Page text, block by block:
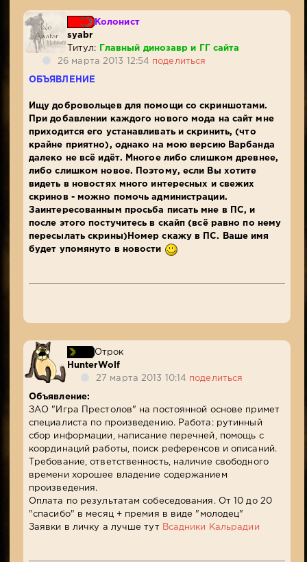
Колонист
syabr
Титул:
Главный динозавр и ГГ сайта
26 марта 2013 12:54 поделиться
ОБЪЯВЛЕНИЕ
Ищу добровольцев для помощи со скриншотами.
При добавлении каждого нового мода на сайт мне
приходится его устанавливать и скринить, (что
крайне приятно), однако на мою версию Варбанда
далеко не всё идёт. Многое либо слишком древнее,
либо слишком новое. Поэтому, если Вы хотите
видеть в новостях много интересных и свежих
скринов - можно помочь администрации.
Заинтересованным просьба писать мне в ПС, и
после этого постучитесь в скайп (всё равно по нему
пересылать скрины)Номер скажу в ПС. Ваше имя
будет упомянуто в новости
Отрок
HunterWolf
27 марта 2013 10:14 поделиться
Объявление:
ЗАО "Игра Престолов" на постоянной основе примет
специалиста по произведению. Работа: рутинный
сбор информации, написание перечней, помощь с
координаций работы, поиск референсов и описаний.
Требование, ответственность, наличие свободного
времени хорошее владение содержанием
произведения.
Оплата по результатам собеседования. От 10 до 20
"спасибо" в месяц + премия в виде "молодец"
Заявки в личку а лучше тут Всадники Кальрадии